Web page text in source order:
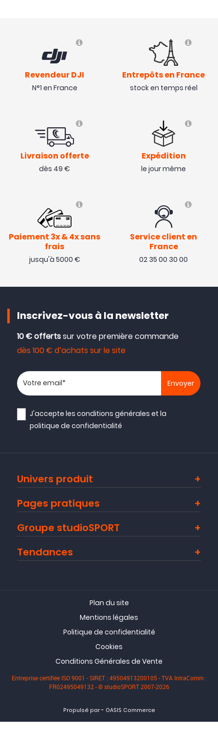
Revendeur DJI
N°1 en France
Entrepôts en France
stock en temps réel
Livraison offerte
dès 49 €
Expédition
le jour même
Paiement 3x & 4x sans
frais
jusqu'à 5000 €
Service client en
France
02 35 00 30 00
Inscrivez-vous à la newsletter
10 € offertssur votre première commande
dès 100 € d’achats sur le site
Votre adresse email
J'accepte lesconditions générales et la
politique de confidentialité
Univers produit
Pages pratiques
Groupe studioSPORT
Tendances
Plan du site
Mentions légales
Politique de confidentialité
Cookies
Conditions Générales de Vente
Entreprise certifiée ISO 9001 - SIRET : 49504913200105 - TVA IntraComm :
FR02495049132 - © studioSPORT 2007-2026
Propulsé par- OASIS Commerce